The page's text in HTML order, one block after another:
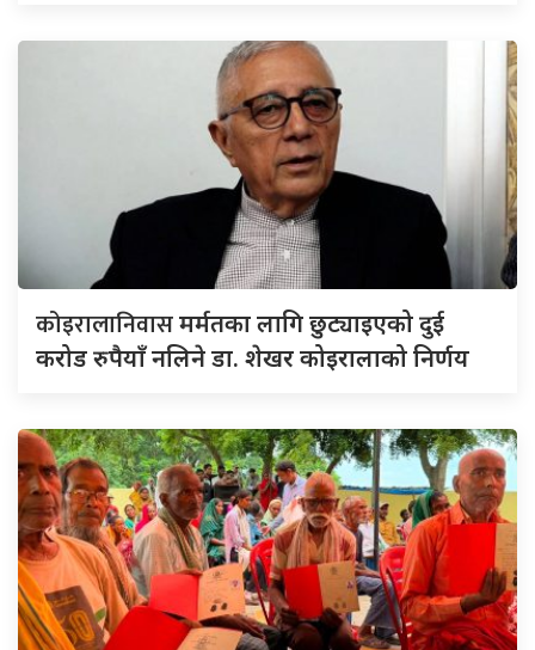
कोइरालानिवासमर्मतका लागि छुट्याइएको दुई
करोड रुपैयाँ नलिने डा. शेखर कोइरालाको निर्णय